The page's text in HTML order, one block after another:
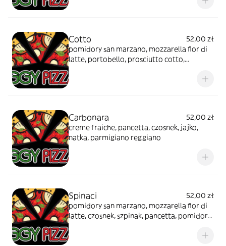
Cotto
52,00 zł
pomidory san marzano, mozzarella fior di
latte, portobello, prosciutto cotto,
Carbonara
52,00 zł
creme fraiche, pancetta, czosnek, jajko,
natka, parmigiano reggiano
Spinaci
52,00 zł
pomidory san marzano, mozzarella fior di
latte, czosnek, szpinak, pancetta, pomidorki